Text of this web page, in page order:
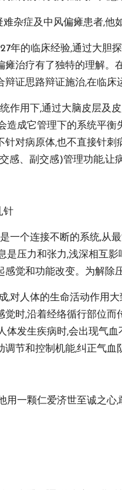
杂症及中风偏瘫患者,他
年的临床经验,通过大
瘫治疗有了独特的理解
证思路辩证施治,在临床
作用下,通过大脑皮层
造成它管理下的系统平
对病原体,也不直接针
感、副交感)管理功能,让
针
一个连接不断的系统,
是压力和张力,浅深相互
觉和功能改变。为解除
,对人体的生命活动作用
时,沿着经络循行部位
体发生疾病时,会出现气
节和控制机能,纠正气血
用一颗仁爱济世至诚之